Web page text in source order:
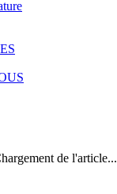
de l'article...